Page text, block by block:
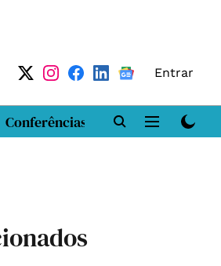
Entrar
Conferências DN LAB